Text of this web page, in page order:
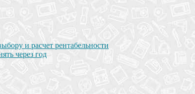
и расчет рентабельности
через год